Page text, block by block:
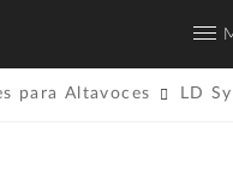
para Altavoces LD